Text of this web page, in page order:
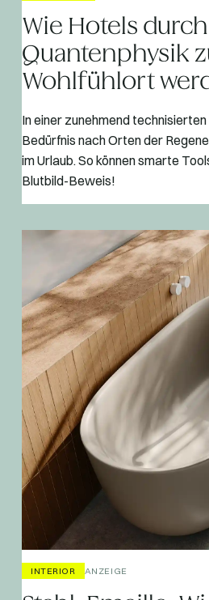
Wie Hotels durch
Quantenphysik
Wohlfühlort
In einer zunehmend
Bedürfnis nach Orten der
im Urlaub. So können smarte
Blutbild-Beweis!
INTERIOR ANZEIGE